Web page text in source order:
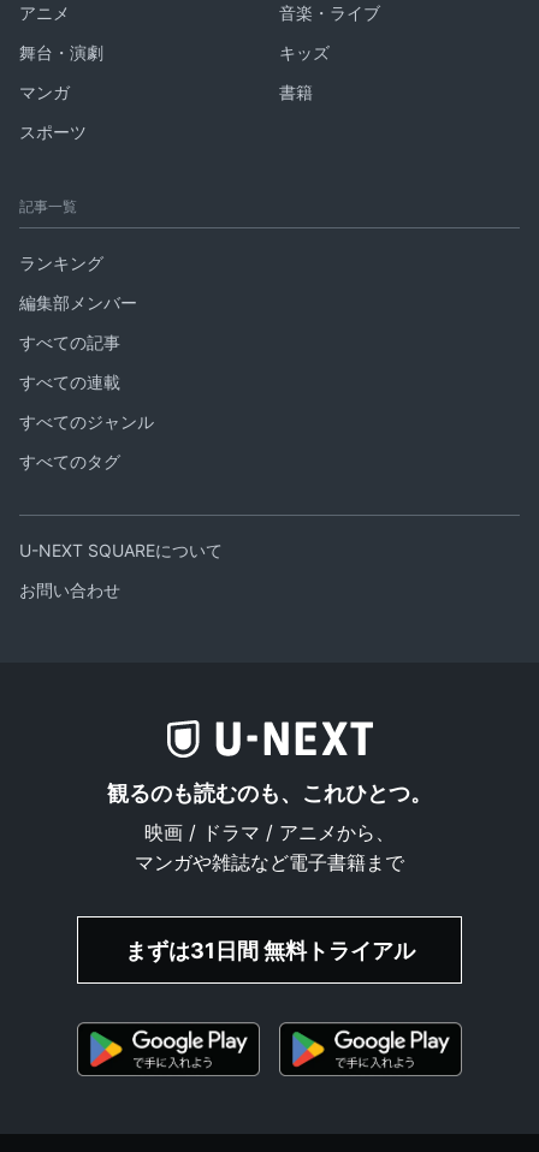
アニメ
音楽・ライブ
舞台・演劇
キッズ
マンガ
書籍
スポーツ
記事一覧
ランキング
編集部メンバー
すべての記事
すべての連載
すべてのジャンル
すべてのタグ
U-NEXT SQUAREについて
お問い合わせ
観るのも読むのも、これひとつ。
映画 / ドラマ / アニメから、
マンガや雑誌など電子書籍まで
まずは31日間 無料トライアル